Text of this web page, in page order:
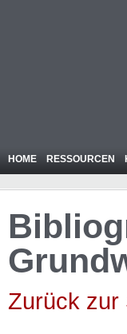
HOME RESSOURCEN
Zurück zur